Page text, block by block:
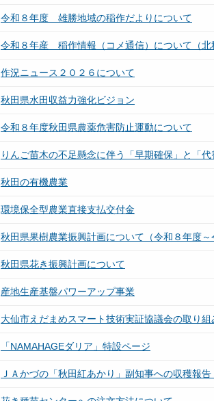
令和８年度 雄勝地域の稲作だよりについて
令和８年産 稲作情報（コメ通信）について（北
作況ニュース２０２６について
秋田県水田収益力強化ビジョン
令和８年度秋田県農薬危害防止運動について
りんご苗木の不足懸念に伴う「早期確保」と「
秋田の有機農業
環境保全型農業直接支払交付金
秋田県果樹農業振興計画について（令和８年度
秋田県花き振興計画について
産地生産基盤パワーアップ事業
大仙市えだまめスマート技術実証協議会の取り
「NAMAHAGEダリア」特設ページ
ＪＡかづの「秋田紅あかり」副知事への収穫報